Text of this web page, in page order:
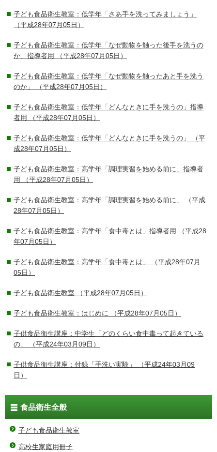
子ども食品衛生教室：低学年「さあ手を洗ってみましょう」
（平成28年07月05日）
子ども食品衛生教室：低学年「なぜ動物を触った後手を洗うの
か」指導者用
（平成28年07月05日）
子ども食品衛生教室：低学年「なぜ動物を触ったあと手を洗う
のか」
（平成28年07月05日）
子ども食品衛生教室：低学年「どんなときに手を洗うの」指導
者用
（平成28年07月05日）
子ども食品衛生教室：低学年「どんなときに手を洗うの」
（平
成28年07月05日）
子ども食品衛生教室：高学年「調理実習を始める前に」指導者
用
（平成28年07月05日）
子ども食品衛生教室：高学年「調理実習を始める前に」
（平成
28年07月05日）
子ども食品衛生教室：高学年「食中毒とは」指導者用
（平成28
年07月05日）
子ども食品衛生教室：高学年「食中毒とは」
（平成28年07月
05日）
子ども食品衛生教室 （平成28年07月05日）
子ども食品衛生教室：はじめに （平成28年07月05日）
子供食品衛生講座：中学生「どのくらい食中毒って起きている
の」
（平成24年03月09日）
子供食品衛生講座：付録「手洗い実験」
（平成24年03月09
日）
食品衛生全般
子ども食品衛生教室
高校生家庭用冊子